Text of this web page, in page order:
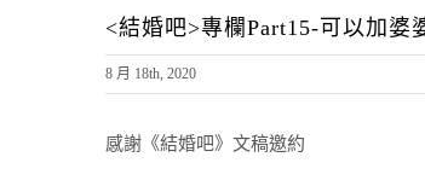
<結婚吧>專欄Part15-可以加婆
8 月 18th, 2020
感謝《結婚吧》文稿邀約